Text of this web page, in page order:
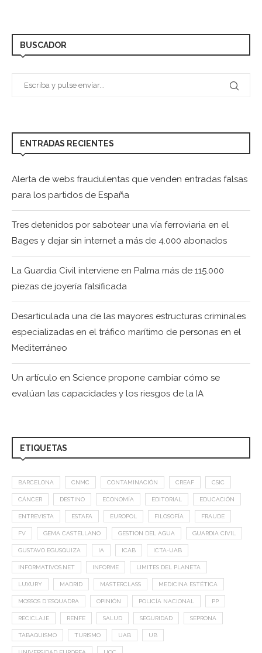
BUSCADOR
ENTRADAS RECIENTES
Alerta de webs fraudulentas que venden entradas falsas
para los partidos de España
Tres detenidos por sabotear una vía ferroviaria en el
Bages y dejar sin internet a más de 4.000 abonados
La Guardia Civil interviene en Palma más de 115.000
piezas de joyería falsificada
Desarticulada una de las mayores estructuras criminales
especializadas en el tráfico marítimo de personas en el
Mediterráneo
Un artículo en Science propone cambiar cómo se
evalúan las capacidades y los riesgos de la IA
ETIQUETAS
BARCELONA CNMC CONTAMINACIÓN CREAF CSIC
CÁNCER DESTINO ECONOMÍA EDITORIAL EDUCACIÓN
ENTREVISTA ESTAFA EUROPOL FILOSOFÍA FRAUDE
FV GEMA CASTELLANO GESTION DEL AGUA GUARDIA CIVIL
GUSTAVO EGUSQUIZA IA ICAB ICTA-UAB
INFORMATIVOS.NET INFORME LIMITES DEL PLANETA
LUXURY MADRID MASTERCLASS MEDICINA ESTÉTICA
MOSSOS D'ESQUADRA OPINIÓN POLICÍA NACIONAL PP
RECICLAJE RENFE SALUD SEGURIDAD SEPRONA
TABAQUISMO TURISMO UAB UB